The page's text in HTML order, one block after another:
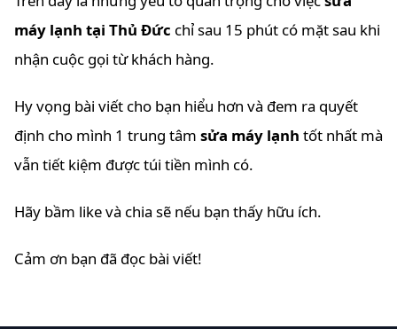
máy lạnh tại Thủ Đức chỉ sau 15 phút có mặt sau khi
nhận cuộc gọi từ khách hàng.
Hy vọng bài viết cho bạn hiểu hơn và đem ra quyết
định cho mình 1 trung tâm sửa máy lạnh tốt nhất mà
vẫn tiết kiệm được túi tiền mình có.
Hãy bầm like và chia sẽ nếu bạn thấy hữu ích.
Cảm ơn bạn đã đọc bài viết!